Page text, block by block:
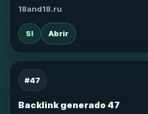
18and18.ru
SI Abrir
#47
Backlink generado 47